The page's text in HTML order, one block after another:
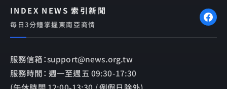
INDEX NEWS 索引新聞
每日3分鐘掌握東南亞商情
服務信箱：support@news.org.tw
服務時間： 週一至週五 09:30-17:30